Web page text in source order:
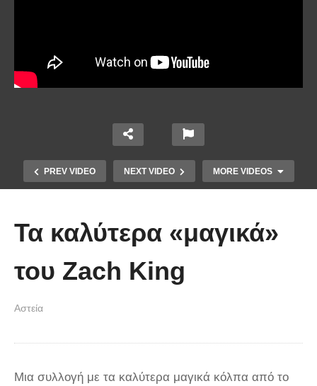
PREV VIDEO NEXT VIDEO MORE VIDEOS
Απολαυστικοί Μέριλ Στριπ και Τομ
Τα καλύτερα «μαγικά»
του Zach King
Αστεία
Μια συλλογή με τα καλύτερα μαγικά κόλπα από το